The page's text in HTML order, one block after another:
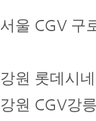
서울 CGV 구
강원 롯데시
강원 CGV강